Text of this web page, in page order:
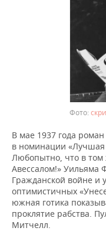
В мае 1937 года
в номинации «Лучшая
Любопытно, что в том
Авессалом!» Уильяма
Гражданской войне и
оптимистичных
южная готика
проклятие рабства.
Митчелл.